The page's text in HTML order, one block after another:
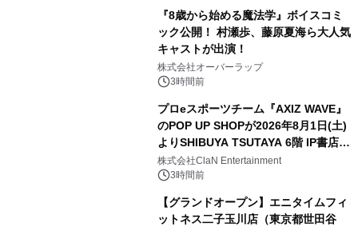
『8歳から始める魔法学』ボイスコミ
ック公開！ 村瀬歩、藤原夏海ら大人気
キャストが出演！
株式会社オーバーラップ
3時間前
プロeスポーツチーム『AXIZ WAVE』
のPOP UP SHOPが2026年8月1日(土)
よりSHIBUYA TSUTAYA 6階 IP書店で
開催決定！！
株式会社ClaN Entertainment
3時間前
【グランドオープン】エニタイムフィ
ットネス二子玉川店（東京都世田谷